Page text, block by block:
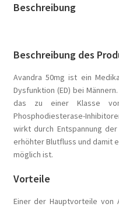
Beschreibung
Beschreibung des
Avandra 50mg ist ein
Dysfunktion (ED) bei
das zu einer Klasse
Phosphodiesterase-
wirkt durch Entspannung
erhöhter Blutfluss und damit
möglich ist.
Vorteile
Einer der Hauptvorteile von